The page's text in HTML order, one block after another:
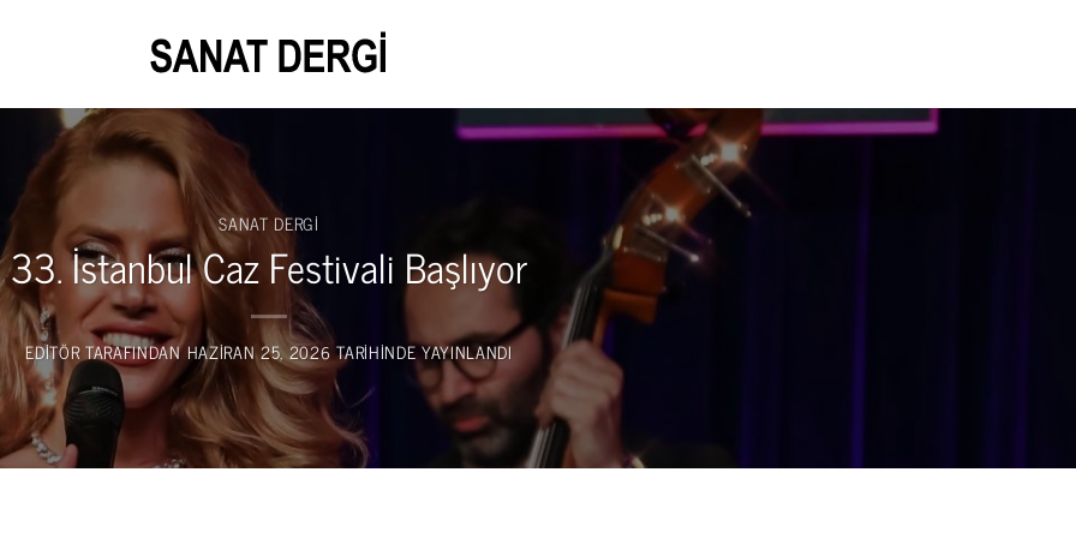
SANAT DERGI
33.⁠ ⁠İstanbul Caz Festivali Başlıyor
EDITÖRTARAFINDAN HAZIRAN 25, 2026TARIHINDE YAYINLANDI